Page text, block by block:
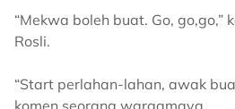
“Mekwa boleh buat. Go, go,go,”
Rosli.
“Start perlahan-lahan, awak
komen seorang wargamaya.